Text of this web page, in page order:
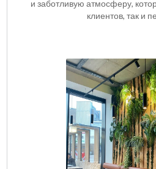
и заботливую атмосферу,
клиентов, так и